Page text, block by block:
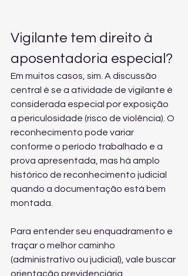
Vigilante tem direito à
aposentadoria especial?
Em muitos casos, sim. A discussão
central é se a atividade de vigilante é
considerada especial por exposição
a periculosidade (risco de violência). O
reconhecimento pode variar
conforme o período trabalhado e a
prova apresentada, mas há amplo
histórico de reconhecimento judicial
quando a documentação está bem
montada.
Para entender seu enquadramento e
traçar o melhor caminho
(administrativo ou judicial), vale buscar
orientação previdenciária